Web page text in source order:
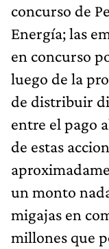
concurso de
Energía; las
en concurso
luego de la
de distribuir
entre el pago
de estas
un monto
migajas en
millones que